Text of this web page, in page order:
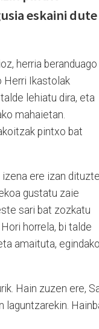
eskaini dute
herria beranduago
Herri Ikastolak
lehiatu dira, eta
mahaietan.
pintxo bat
izena ere izan dituzte
gustatu zaie
sari bat zozkatu
horrela, bi talde
amaituta, egindako
Hain zuzen ere,
laguntzarekin.